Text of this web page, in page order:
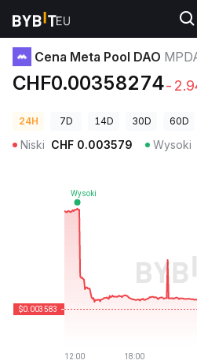
Ceny kryptowalut Cena Meta Pool
Cena Meta Pool DAO
CHF0.00358274-
24H 7D 14D 30D 60D
Niski CHF 0.003579 Wysoki